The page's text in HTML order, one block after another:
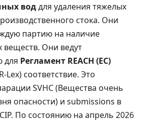
воддля удаления тяжелых
стока. Они
партию на наличие
веществ. Они ведут
для Регламент REACH (EC)
Lex) соответствие. Это
SVHC (Вещества очень
опасности) и submissions в
По состоянию на апрель 2026